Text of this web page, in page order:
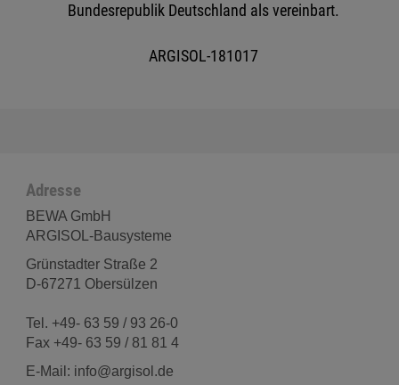
Bundesrepublik Deutschland als vereinbart.
ARGISOL-181017
Adresse
BEWA GmbH
ARGISOL-Bausysteme
Grünstadter Straße 2
D-67271 Obersülzen
Tel. +49- 63 59 / 93 26-0
Fax +49- 63 59 / 81 81 4
E-Mail: info@argisol.de